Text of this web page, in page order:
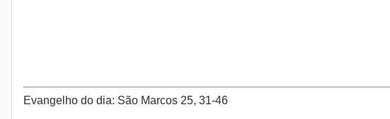
Evangelho do dia: São Marcos 25, 31-46